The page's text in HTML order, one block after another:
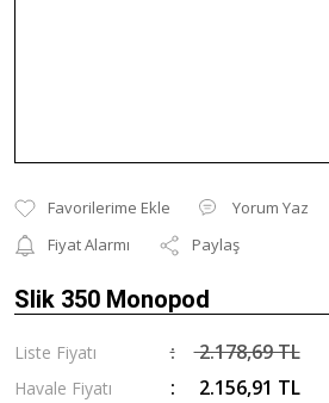
Yorum Yaz
Fiyat Alarmı
Paylaş
Slik 350 Monopod
Liste Fiyatı 2.178,69 TL
Havale Fiyatı 2.156,91 TL